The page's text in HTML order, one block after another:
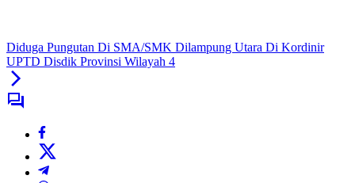
Diduga Pungutan Di SMA/SMK Dilampung Utara Di Kordinir
UPTD Disdik Provinsi Wilayah 4